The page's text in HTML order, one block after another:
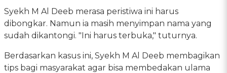
Syekh M Al Deeb merasa peristiwa ini harus
dibongkar. Namun ia masih menyimpan nama yang
sudah dikantongi. "Ini harus terbuka," tuturnya.
Berdasarkan kasus ini, Syekh M Al Deeb membagikan
tips bagi masyarakat agar bisa membedakan ulama